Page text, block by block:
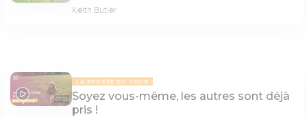
Keith Butler
07:32
LA PENSÉE DU JOUR
Soyez vous-même, les autres sont déjà
pris !